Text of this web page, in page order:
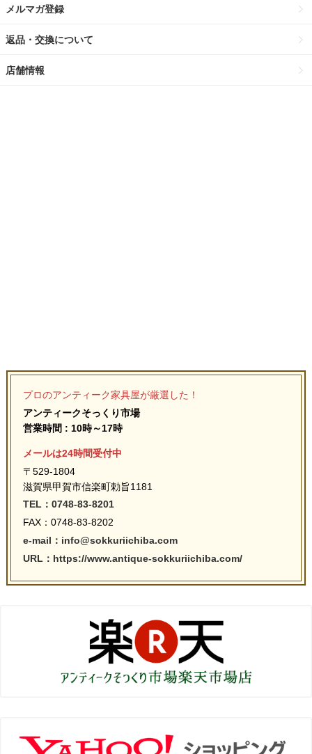
メルマガ登録
返品・交換について
店舗情報
プロのアンティーク家具屋が厳選した！
アンティークそっくり市場
営業時間 : 10時～17時
メールは24時間受付中
〒529-1804
滋賀県甲賀市信楽町勅旨1181
TEL：0748-83-8201
FAX：0748-83-8202
e-mail：info@sokkuriichiba.com
URL：https://www.antique-sokkuriichiba.com/